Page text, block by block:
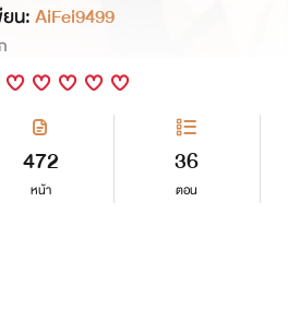
ยน:AiFei9499
472
หน้า
36
ตอน